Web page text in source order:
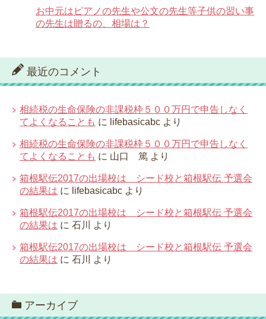
お中元はピアノの先生や公文の先生等子供の習い事
の先生は贈るの、相場は？
最近のコメント
相続税の生命保険の非課税枠５００万円で申告しなく
てよくなることも に lifebasicabc より
相続税の生命保険の非課税枠５００万円で申告しなく
てよくなることも に 山口 篤 より
箱根駅伝2017の出場校は シード校と箱根駅伝 予選会
の結果は に lifebasicabc より
箱根駅伝2017の出場校は シード校と箱根駅伝 予選会
の結果は に 石川 より
箱根駅伝2017の出場校は シード校と箱根駅伝 予選会
の結果は に 石川 より
アーカイブ